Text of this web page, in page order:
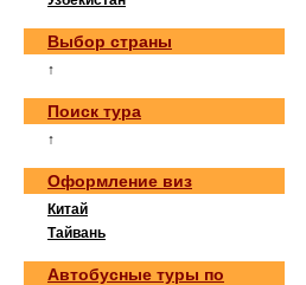
Выбор страны
↑
Поиск тура
↑
Оформление виз
Китай
Тайвань
Автобусные туры по